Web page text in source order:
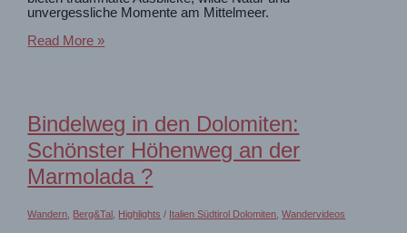
unvergessliche Momente am Mittelmeer.
Wanderparadies
Tinnari
nach
Costa
Paradiso
und
Cala
Read More »
Bindelweg in den Dolomiten:
Schönster Höhenweg an der
Marmolada ?
Wandern Berg&Tal Highlights / Italien Südtirol Dolomiten ,Wandervideos